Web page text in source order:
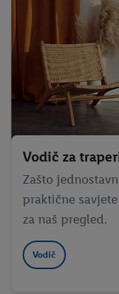
Vodič za
Zašto
praktične
za naš pregled.
Vodič